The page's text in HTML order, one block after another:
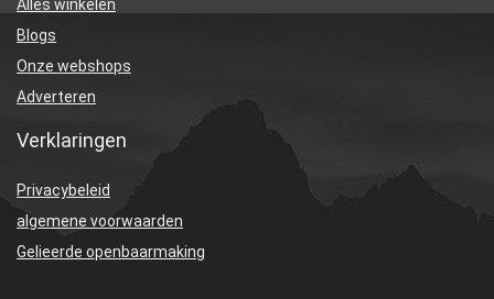
Alles winkelen
Blogs
Onze webshops
Adverteren
Verklaringen
Privacybeleid
algemene voorwaarden
Gelieerde openbaarmaking